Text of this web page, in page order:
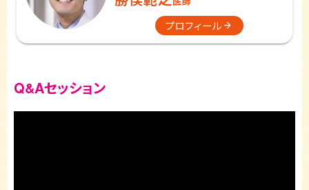
プロフィール
Q&Aセッション